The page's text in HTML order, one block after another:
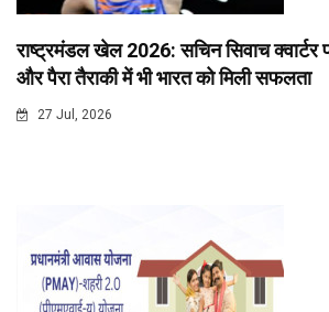
राष्ट्रमंडल खेल 2026: सचिन सिवाच
और पैरा तैराकी में भी भारत को मिली सफलता
27 Jul, 2026